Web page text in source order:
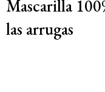
Mascarilla
las arrugas